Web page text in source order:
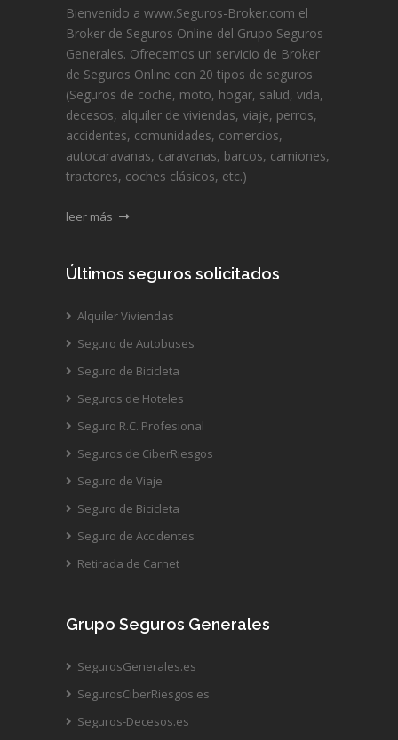
Bienvenido a www.Seguros-Broker.com el
Broker de Seguros Online del Grupo Seguros
Generales. Ofrecemos un servicio de Broker
de Seguros Online con 20 tipos de seguros
(Seguros de coche, moto, hogar, salud, vida,
decesos, alquiler de viviendas, viaje, perros,
accidentes, comunidades, comercios,
autocaravanas, caravanas, barcos, camiones,
tractores, coches clásicos, etc.)
leer más
Últimos seguros solicitados
Alquiler Viviendas
Seguro de Autobuses
Seguro de Bicicleta
Seguros de Hoteles
Seguro R.C. Profesional
Seguros de CiberRiesgos
Seguro de Viaje
Seguro de Bicicleta
Seguro de Accidentes
Retirada de Carnet
Grupo Seguros Generales
SegurosGenerales.es
SegurosCiberRiesgos.es
Seguros-Decesos.es